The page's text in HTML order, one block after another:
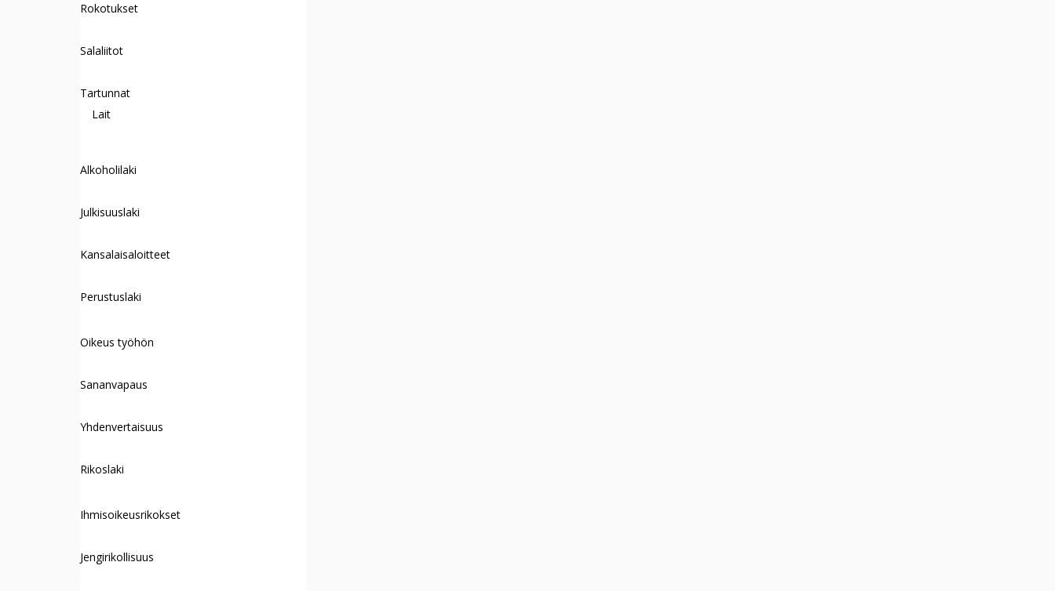
Rokotukset
Salaliitot
Tartunnat
Lait
Alkoholilaki
Julkisuuslaki
Kansalaisaloitteet
Perustuslaki
Oikeus työhön
Sananvapaus
Yhdenvertaisuus
Rikoslaki
Ihmisoikeusrikokset
Jengirikollisuus